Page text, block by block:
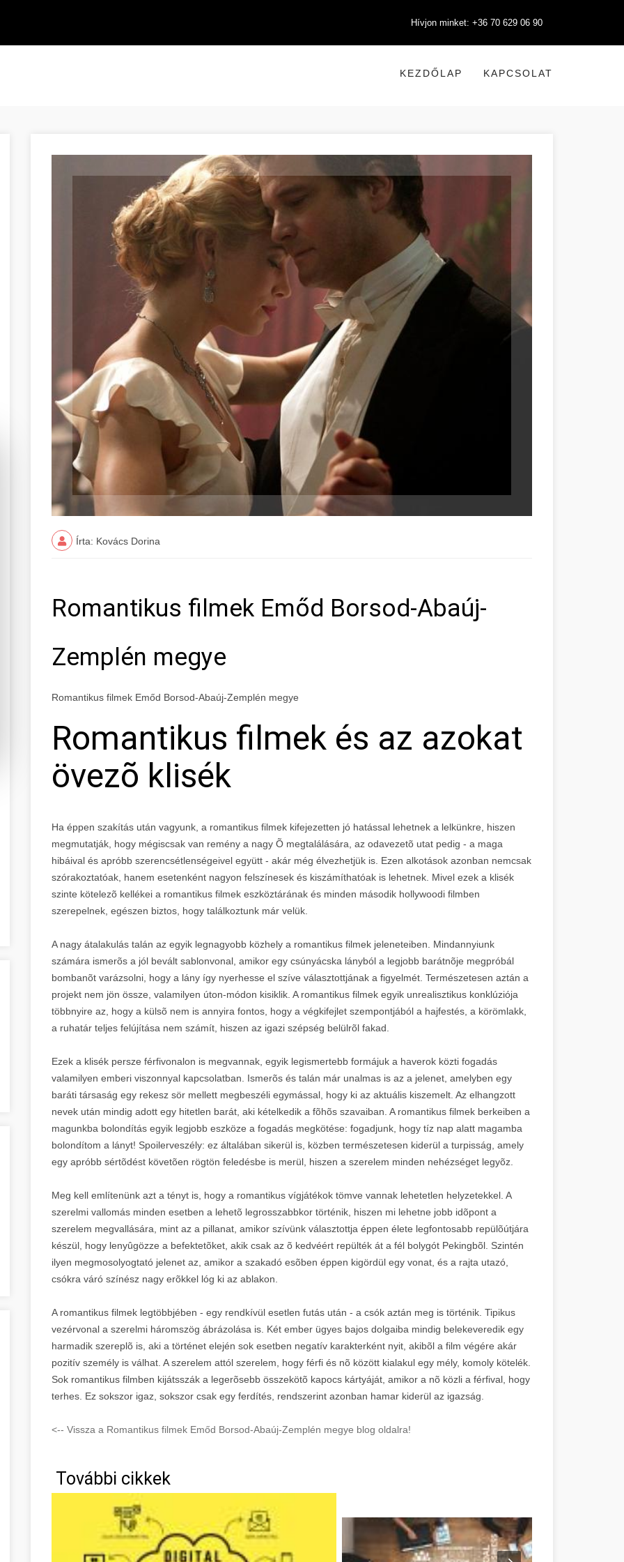
Hívjon minket: +36 70 629 06 90
KEZDŐLAP KAPCSOLAT
Írta: Kovács Dorina
Romantikus filmek Emőd Borsod-Abaúj-
Zemplén megye
Romantikus filmek Emőd Borsod-Abaúj-Zemplén megye
Romantikus filmek és az azokat
övezõ klisék
Ha éppen szakítás után vagyunk, a romantikus filmek kifejezetten jó hatással lehetnek a lelkünkre, hiszen
megmutatják, hogy mégiscsak van remény a nagy Õ megtalálására, az odavezetõ utat pedig - a maga
hibáival és apróbb szerencsétlenségeivel együtt - akár még élvezhetjük is. Ezen alkotások azonban nemcsak
szórakoztatóak, hanem esetenként nagyon felszínesek és kiszámíthatóak is lehetnek. Mivel ezek a klisék
szinte kötelezõ kellékei a romantikus filmek eszköztárának és minden második hollywoodi filmben
szerepelnek, egészen biztos, hogy találkoztunk már velük.
A nagy átalakulás talán az egyik legnagyobb közhely a romantikus filmek jeleneteiben. Mindannyiunk
számára ismerõs a jól bevált sablonvonal, amikor egy csúnyácska lányból a legjobb barátnõje megpróbál
bombanõt varázsolni, hogy a lány így nyerhesse el szíve választottjának a figyelmét. Természetesen aztán a
projekt nem jön össze, valamilyen úton-módon kisiklik. A romantikus filmek egyik unrealisztikus konklúziója
többnyire az, hogy a külsõ nem is annyira fontos, hogy a végkifejlet szempontjából a hajfestés, a körömlakk,
a ruhatár teljes felújítása nem számít, hiszen az igazi szépség belülrõl fakad.
Ezek a klisék persze férfivonalon is megvannak, egyik legismertebb formájuk a haverok közti fogadás
valamilyen emberi viszonnyal kapcsolatban. Ismerõs és talán már unalmas is az a jelenet, amelyben egy
baráti társaság egy rekesz sör mellett megbeszéli egymással, hogy ki az aktuális kiszemelt. Az elhangzott
nevek után mindig adott egy hitetlen barát, aki kételkedik a fõhõs szavaiban. A romantikus filmek berkeiben a
magunkba bolondítás egyik legjobb eszköze a fogadás megkötése: fogadjunk, hogy tíz nap alatt magamba
bolondítom a lányt! Spoilerveszély: ez általában sikerül is, közben természetesen kiderül a turpisság, amely
egy apróbb sértõdést követõen rögtön feledésbe is merül, hiszen a szerelem minden nehézséget legyõz.
Meg kell említenünk azt a tényt is, hogy a romantikus vígjátékok tömve vannak lehetetlen helyzetekkel. A
szerelmi vallomás minden esetben a lehetõ legrosszabbkor történik, hiszen mi lehetne jobb idõpont a
szerelem megvallására, mint az a pillanat, amikor szívünk választottja éppen élete legfontosabb repülõútjára
készül, hogy lenyûgözze a befektetõket, akik csak az õ kedvéért repülték át a fél bolygót Pekingbõl. Szintén
ilyen megmosolyogtató jelenet az, amikor a szakadó esõben éppen kigördül egy vonat, és a rajta utazó,
csókra váró színész nagy erõkkel lóg ki az ablakon.
A romantikus filmek legtöbbjében - egy rendkívül esetlen futás után - a csók aztán meg is történik. Tipikus
vezérvonal a szerelmi háromszög ábrázolása is. Két ember ügyes bajos dolgaiba mindig belekeveredik egy
harmadik szereplõ is, aki a történet elején sok esetben negatív karakterként nyit, akibõl a film végére akár
pozitív személy is válhat. A szerelem attól szerelem, hogy férfi és nõ között kialakul egy mély, komoly kötelék.
Sok romantikus filmben kijátsszák a legerõsebb összekötõ kapocs kártyáját, amikor a nõ közli a férfival, hogy
terhes. Ez sokszor igaz, sokszor csak egy ferdítés, rendszerint azonban hamar kiderül az igazság.
<-- Vissza a Romantikus filmek Emőd Borsod-Abaúj-Zemplén megye blog oldalra!
További cikkek